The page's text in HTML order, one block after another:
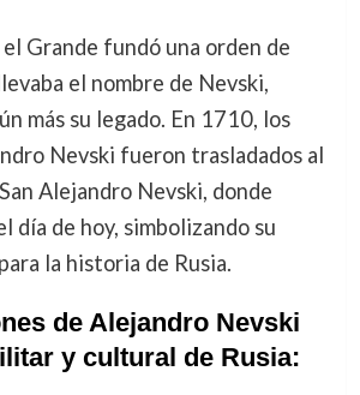
Grande fundó una orden de
el nombre de Nevski,
más su legado. En 1710, los
Nevski fueron trasladados al
Alejandro Nevski, donde
día de hoy, simbolizando su
la historia de Rusia.
de Alejandro Nevski
y cultural de Rusia: